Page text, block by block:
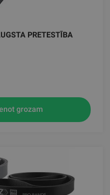
PRETESTĪBA
grozam